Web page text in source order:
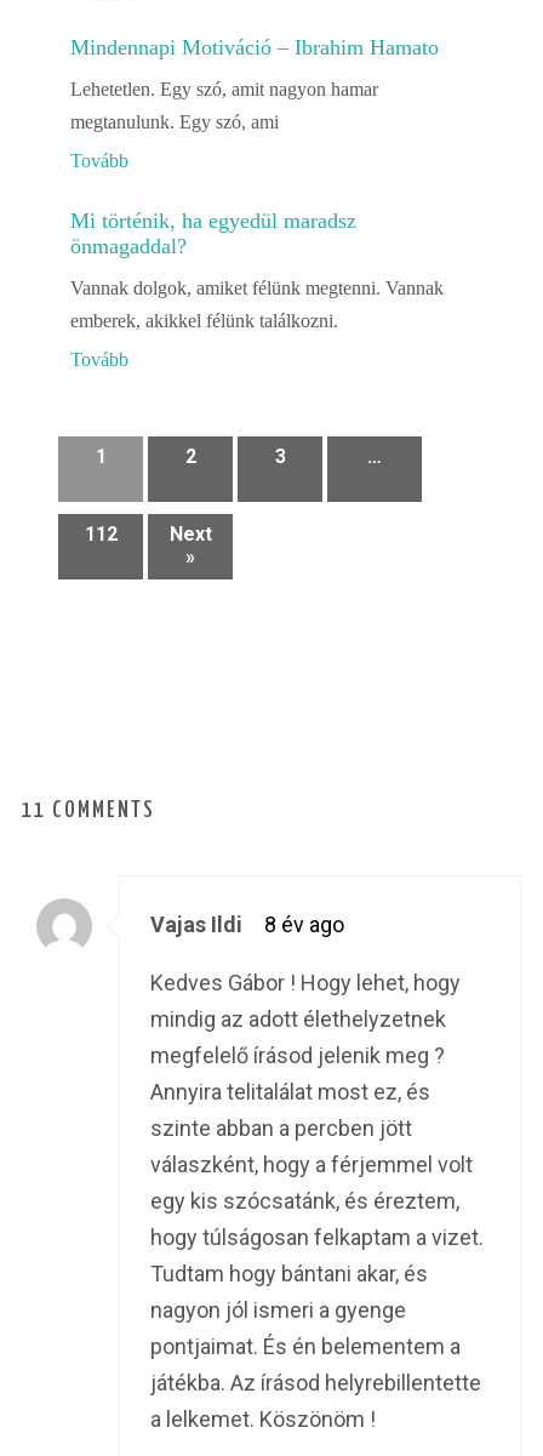
Mindennapi Motiváció – Ibrahim Hamato
Lehetetlen. Egy szó, amit nagyon hamar
megtanulunk. Egy szó, ami
Tovább
Mi történik, ha egyedül maradsz
önmagaddal?
Vannak dolgok, amiket félünk megtenni. Vannak
emberek, akikkel félünk találkozni.
Tovább
1 2 3 …
112
Next
»
11 COMMENTS
Vajas Ildi 8 év ago
Kedves Gábor ! Hogy lehet, hogy
mindig az adott élethelyzetnek
megfelelő írásod jelenik meg ?
Annyira telitalálat most ez, és
szinte abban a percben jött
válaszként, hogy a férjemmel volt
egy kis szócsatánk, és éreztem,
hogy túlságosan felkaptam a vizet.
Tudtam hogy bántani akar, és
nagyon jól ismeri a gyenge
pontjaimat. És én belementem a
játékba. Az írásod helyrebillentette
a lelkemet. Köszönöm !